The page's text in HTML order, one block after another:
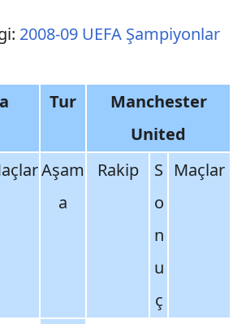
2008-09 UEFA Şampiyonlar
Tur
Manchester
United
Aşam
a
Rakip
S
o
n
u
ç
Maçlar